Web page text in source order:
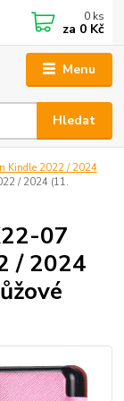
Menu
Hledat
0 ks
za 0 Kč
Kindle 2022 / 2024
/ 2024 (11.
07
/ 2024